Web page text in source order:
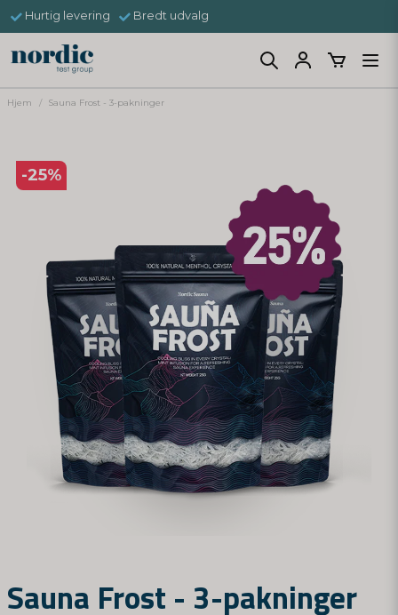
Hurtig levering Bredt udvalg
Hjem Sauna Frost - 3-pakninger
-25%
Sauna Frost - 3-pakninger